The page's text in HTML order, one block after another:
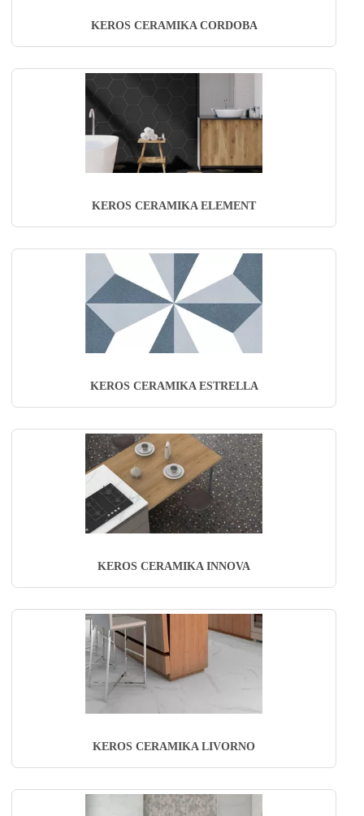
KEROS CERAMIKA CORDOBA
KEROS CERAMIKA ELEMENT
KEROS CERAMIKA ESTRELLA
KEROS CERAMIKA INNOVA
KEROS CERAMIKA LIVORNO